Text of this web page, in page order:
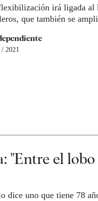
irá ligada al
que también se
2021
"Entre el
dice uno que tiene 78